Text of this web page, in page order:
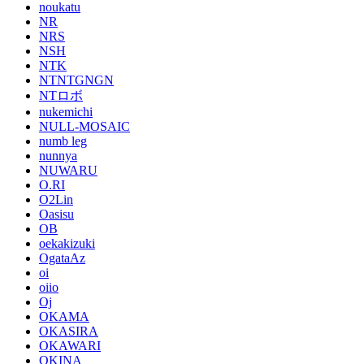
noukatu
NR
NRS
NSH
NTK
NTNTGNGN
NTロボ
nukemichi
NULL-MOSAIC
numb leg
nunnya
NUWARU
O.RI
O2Lin
Oasisu
OB
oekakizuki
OgataAz
oi
oiio
Oj
OKAMA
OKASIRA
OKAWARI
OKINA